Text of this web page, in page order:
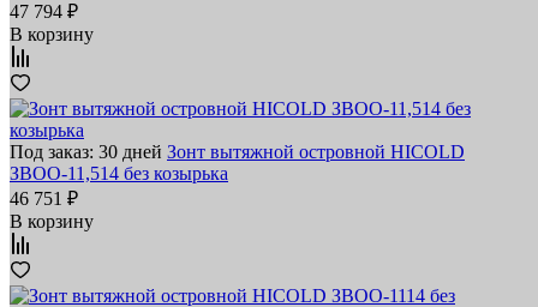
47 794 ₽
В корзину
Под заказ: 30 дней Зонт вытяжной островной HICOLD
ЗВОО-11,514 без козырька
46 751 ₽
В корзину